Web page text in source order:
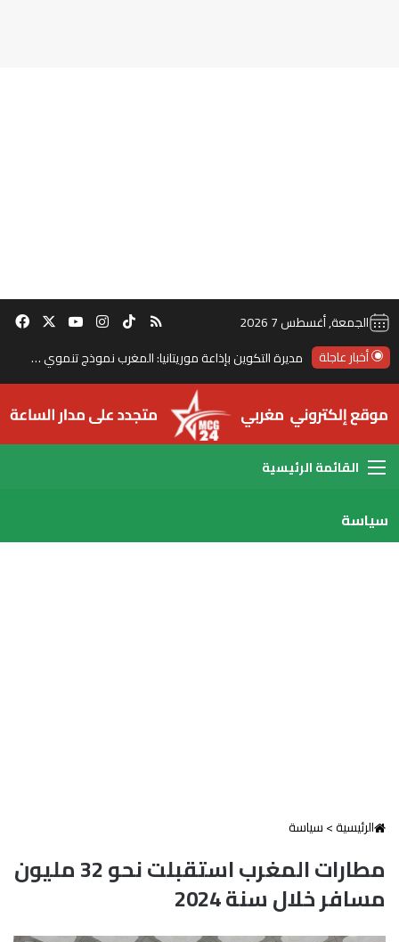
الجمعة, أغسطس 7 2026 ‫YouTubeانستقرام‫TikTok
ملخص الموقع RSS
أخبار عاجلة مديرة التكوين بإذاعة موريتانيا: المغرب نموذج تنموي رائد في إفريقيا والعالم العربي
القائمة
سياسة
الرئيسية>سياسة
مطارات المغرب استقبلت نحو 32 مليون
مسافر خلال سنة 2024